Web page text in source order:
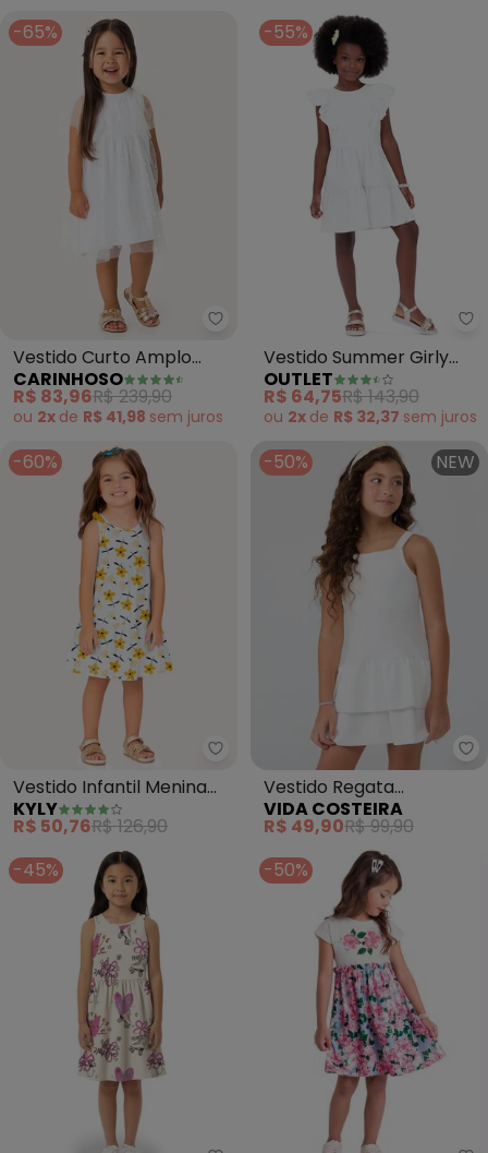
-65%
Carinhoso - Vestido Curto
Vestido Curto Amplo
Floral (Branco)
CARINHOSO
R$ 83,96R$ 239,90
ou 2x de R$ 41,98 sem juros
-55%
Vestido Summer Girly
Menina (Branco)
OUTLET
R$ 64,75R$ 143,90
ou 2x de R$ 32,37 sem juros
-60%
Kyly - Vestido Infantil Menina
Vestido Infantil Menina
Flores (Branco)
KYLY
R$ 50,76R$ 126,90
-50% NEW
Vestido Regata
Babadinhos (Branco)
VIDA COSTEIRA
R$ 49,90R$ 99,90
-45%
-50%